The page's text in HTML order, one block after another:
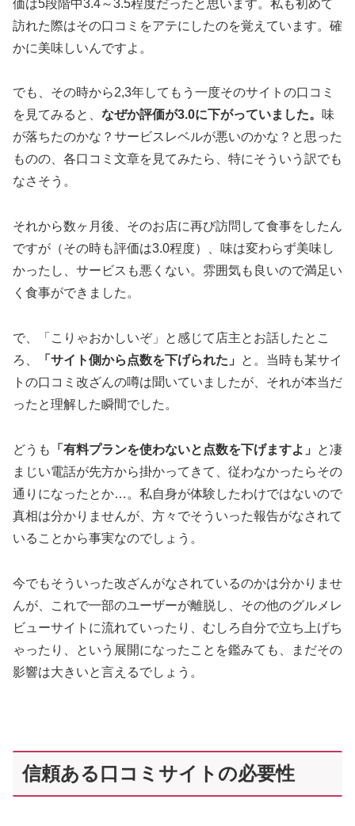
価は5段階中3.4～3.5程度だったと思います。私も初めて
訪れた際はその口コミをアテにしたのを覚えています。確
かに美味しいんですよ。
でも、その時から2,3年してもう一度そのサイトの口コミ
を見てみると、 なぜか評価が3.0に下がっていました。 味
が落ちたのかな？サービスレベルが悪いのかな？と思った
ものの、各口コミ文章を見てみたら、特にそういう訳でも
なさそう。
それから数ヶ月後、そのお店に再び訪問して食事をしたん
ですが（その時も評価は3.0程度）、味は変わらず美味し
かったし、サービスも悪くない。雰囲気も良いので満足い
く食事ができました。
で、「こりゃおかしいぞ」と感じて店主とお話したとこ
ろ、
「サイト側から点数を下げられた」
と。当時も某サイ
トの口コミ改ざんの噂は聞いていましたが、それが本当だ
ったと理解した瞬間でした。
どうも 「有料プランを使わないと点数を下げますよ」
と凄
まじい電話が先方から掛かってきて、従わなかったらその
通りになったとか…。私自身が体験したわけではないので
真相は分かりませんが、方々でそういった報告がなされて
いることから事実なのでしょう。
今でもそういった改ざんがなされているのかは分かりませ
んが、これで一部のユーザーが離脱し、その他のグルメレ
ビューサイトに流れていったり、むしろ自分で立ち上げち
ゃったり、という展開になったことを鑑みても、まだその
影響は大きいと言えるでしょう。
信頼ある口コミサイトの必要性